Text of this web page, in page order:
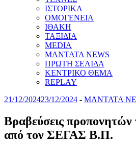
ΙΣΤΟΡΙΚΑ
ΟΜΟΓΕΝΕΙΑ
ΙΘΑΚΗ
ΤΑΞΙΔΙΑ
MEDIA
MANTATA NEWS
ΠΡΩΤΗ ΣΕΛΙΔΑ
ΚΕΝΤΡΙΚΟ ΘΕΜΑ
REPLAY
21/12/202423/12/2024 - MANTATA
Βραβεύσεις
από τον ΣΕΓΑΣ Β.Π.